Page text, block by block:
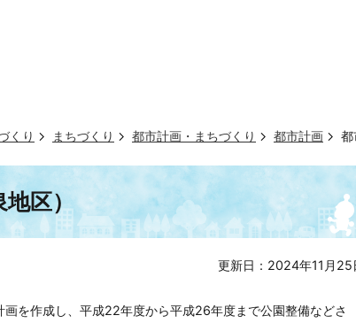
くり まちづくり 都市計画・まちづくり 都市計画 都
区）
更新日：2024年11月25
を作成し、平成22年度から平成26年度まで公園整備などさ